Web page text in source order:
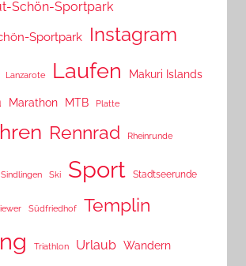
Schön-Sportpark
Sportpark Instagram
Lanzarote Laufen Makuri Islands
Marathon MTB Platte
Rennrad Rheinrunde
Sindlingen Ski Sport Stadtseerunde
Südfriedhof Templin
Triathlon Urlaub Wandern